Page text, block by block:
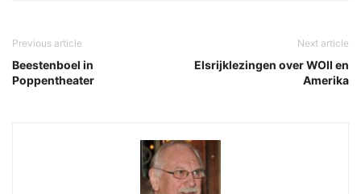
Previous article
Beestenboel in
Poppentheater
Next article
Elsrijklezingen over WOII en
Amerika